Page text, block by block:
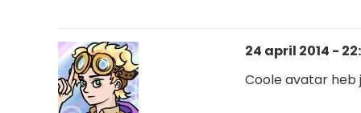
24 april 2014 -
Coole avatar heb